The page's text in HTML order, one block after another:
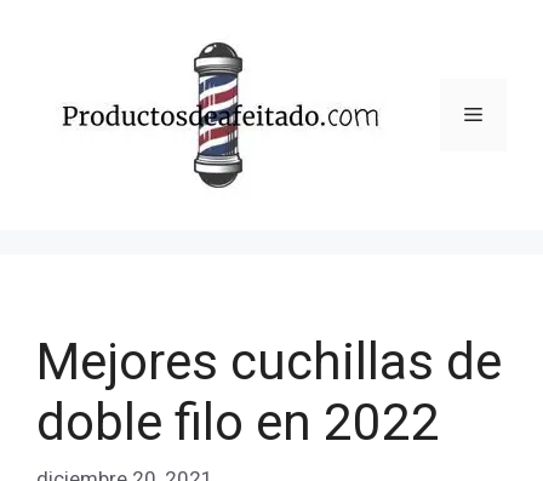
Menú
Mejores cuchillas de
doble filo en 2022